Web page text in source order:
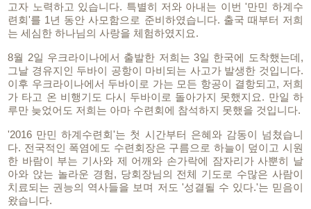
고자 노력하고 있습니다. 특별히 저와 아내는 이번 '만민 하계수
련회'를 1년 동안 사모함으로 준비하였습니다. 출국 때부터 저희
는 세심한 하나님의 사랑을 체험하였지요.
8월 2일 우크라이나에서 출발한 저희는 3일 한국에 도착했는데,
그날 경유지인 두바이 공항이 마비되는 사고가 발생한 것입니다.
이후 우크라이나에서 두바이로 가는 모든 항공이 결항되고, 저희
가 타고 온 비행기도 다시 두바이로 돌아가지 못했지요. 만일 하
루만 늦었어도 저희는 아마 수련회에 참석하지 못했을 것입니다.
'2016 만민 하계수련회'는 첫 시간부터 은혜와 감동이 넘쳤습니
다. 전국적인 폭염에도 수련회장은 구름으로 하늘이 덮이고 시원
한 바람이 부는 기사와 제 어깨와 손가락에 잠자리가 사뿐히 날
아와 앉는 놀라운 경험, 당회장님의 전체 기도로 수많은 사람이
치료되는 권능의 역사들을 보며 저도 '성결될 수 있다.'는 믿음이
왔습니다.